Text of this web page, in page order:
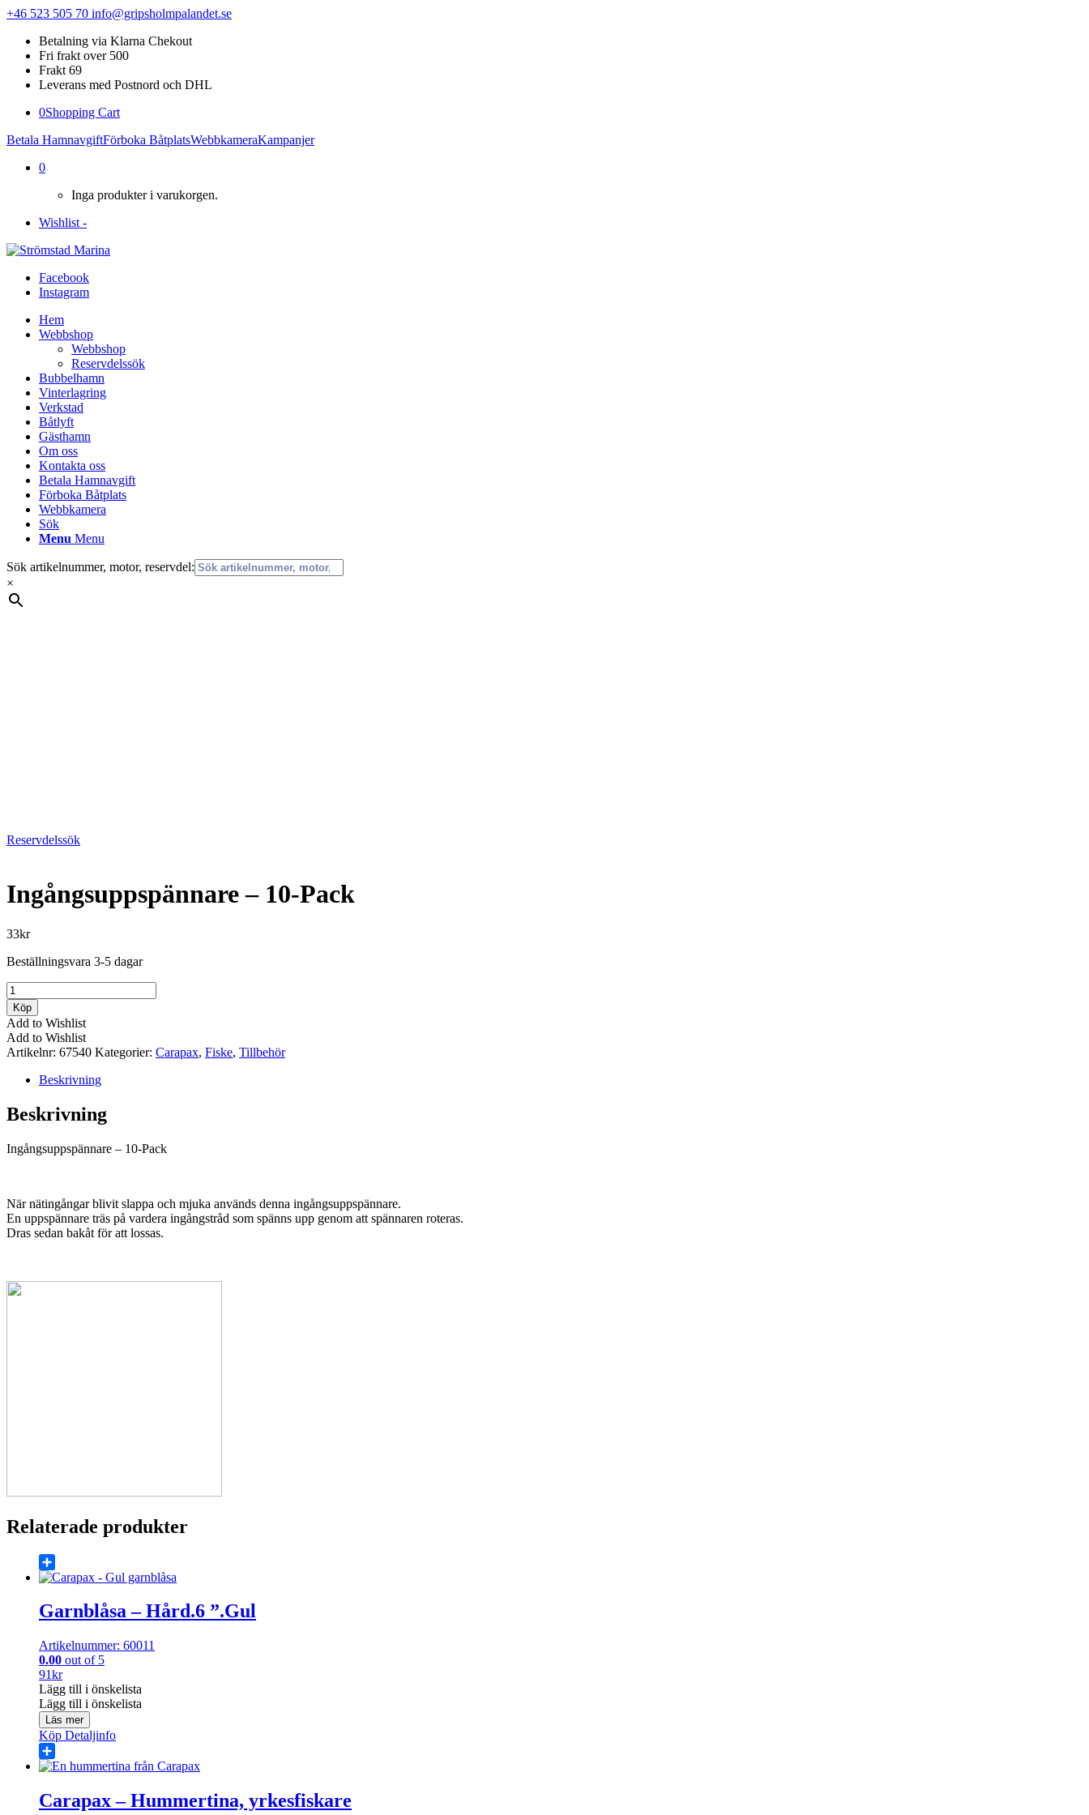
+46 523 505 70 info@gripsholmpalandet.se
Betalning via Klarna Chekout
Fri frakt over 500
Frakt 69
Leverans med Postnord och DHL
0Shopping Cart
Betala HamnavgiftFörboka BåtplatsWebbkameraKampanjer
0
Inga produkter i varukorgen.
Wishlist -
Facebook
Instagram
Hem
Webbshop
Webbshop
Reservdelssök
Bubbelhamn
Vinterlagring
Verkstad
Båtlyft
Gästhamn
Om oss
Kontakta oss
Betala Hamnavgift
Förboka Båtplats
Webbkamera
Sök
Menu Menu
Sök artikelnummer, motor, reservdel:
×
Reservdelssök
Ingångsuppspännare – 10-Pack
33kr
Beställningsvara 3-5 dagar
Ingångsuppspännare
-
10-
Pack
mängd
Köp
Add to Wishlist
Add to Wishlist
Artikelnr: 67540 Kategorier: Carapax, Fiske, Tillbehör
Beskrivning
Beskrivning
Ingångsuppspännare – 10-Pack
När nätingångar blivit slappa och mjuka används denna ingångsuppspännare.
En uppspännare träs på vardera ingångstråd som spänns upp genom att spännaren roteras.
Dras sedan bakåt för att lossas.
Relaterade produkter
Share
Garnblåsa – Hård.6 ”.Gul
Artikelnummer: 60011
0.00 out of 5
91kr
Lägg till i önskelista
Lägg till i önskelista
Läs mer
Köp Detaljinfo
Share
Carapax – Hummertina, yrkesfiskare